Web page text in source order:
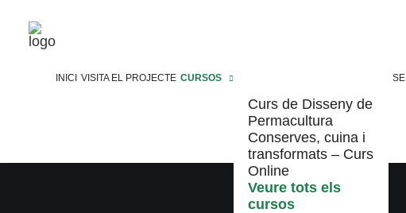
INICI VISITA EL PROJECTE CURSOS
Curs de Disseny de
Permacultura
Conserves, cuina i
transformats – Curs
Online
Veure tots els
cursos